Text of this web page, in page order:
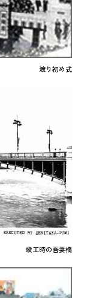
渡り初め式
竣工時の吾妻橋